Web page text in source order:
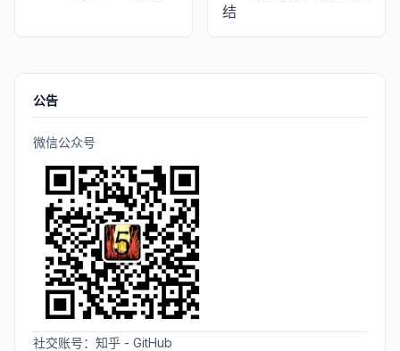
结
公告
微信公众号
社交账号： 知乎 - GitHub